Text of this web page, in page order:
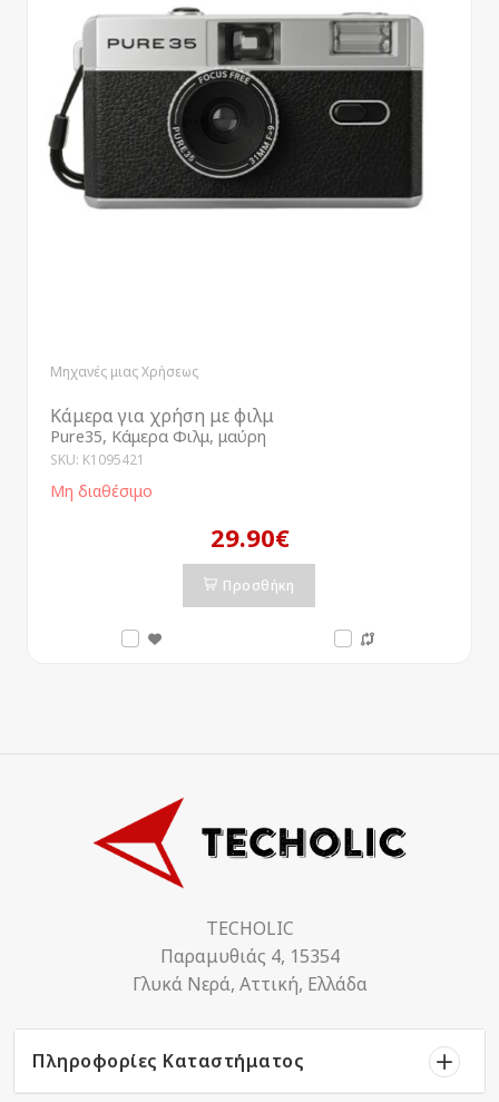
Μηχανές μιας Χρήσεως
Κάμερα για χρήση με φιλμ
Pure35, Κάμερα Φιλμ, μαύρη
SKU: K1095421
Μη διαθέσιμο
29.90€
Προσθήκη
TECHOLIC
Παραμυθιάς 4, 15354
Γλυκά Νερά, Αττική, Ελλάδα
Πληροφορίες Καταστήματος